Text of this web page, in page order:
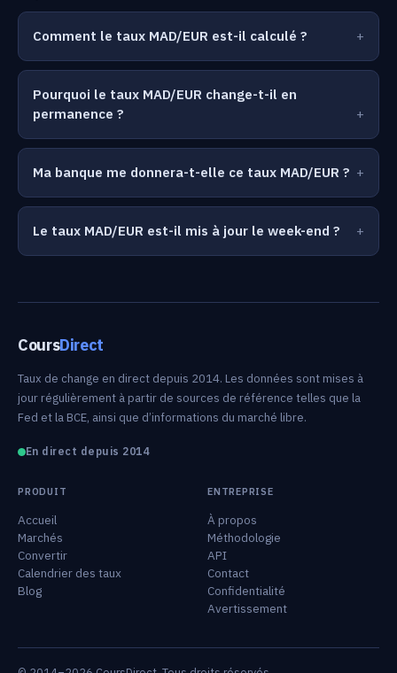
Comment le taux MAD/EUR est-il calculé ?
Pourquoi le taux MAD/EUR change-t-il en
permanence ?
Ma banque me donnera-t-elle ce taux MAD/EUR ?
Le taux MAD/EUR est-il mis à jour le week-end ?
CoursDirect
Taux de change en direct depuis 2014. Les données sont mises à
jour régulièrement à partir de sources de référence telles que la
Fed et la BCE, ainsi que d’informations du marché libre.
En direct depuis 2014
PRODUIT
Accueil
Marchés
Convertir
Calendrier des taux
Blog
ENTREPRISE
À propos
Méthodologie
API
Contact
Confidentialité
Avertissement